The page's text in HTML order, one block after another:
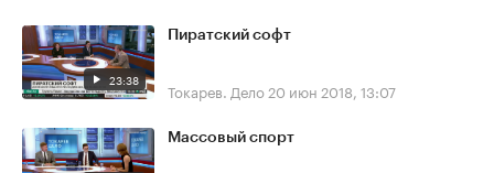
23:38
Пиратский софт
Токарев. Дело 20 июн 2018, 13:07
Массовый спорт